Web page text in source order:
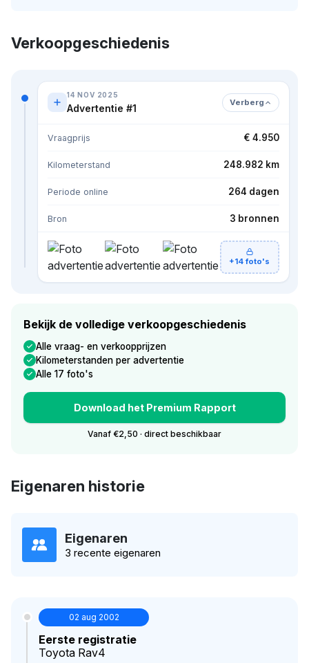
Verkoopgeschiedenis
14 NOV 2025
Advertentie #1 Verberg
Vraagprijs € 4.950
Kilometerstand 248.982 km
Periode online 264 dagen
Bron 3 bronnen
+14 foto's
Bekijk de volledige verkoopgeschiedenis
Alle vraag- en verkoopprijzen
Kilometerstanden per advertentie
Alle 17 foto's
Download het Premium Rapport
Vanaf €2,50 · direct beschikbaar
Eigenaren historie
Eigenaren
3 recente eigenaren
02 aug 2002
Eerste registratie
Toyota Rav4